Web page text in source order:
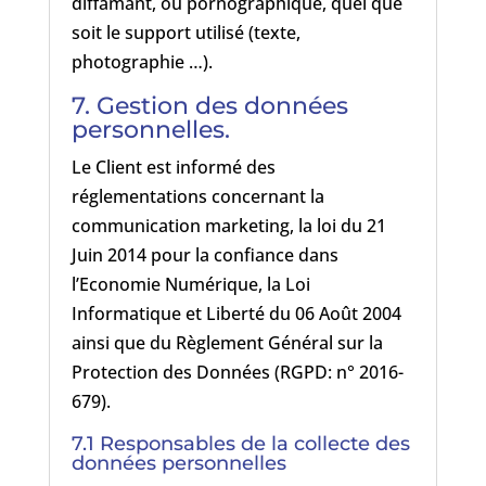
soit le support utilisé (texte,
photographie …).
7. Gestion des données
personnelles.
Le Client est informé des
réglementations concernant la
communication marketing, la loi du 21
Juin 2014 pour la confiance dans
l’Economie Numérique, la Loi
Informatique et Liberté du 06 Août 2004
ainsi que du Règlement Général sur la
Protection des Données (RGPD: n° 2016-
679).
7.1 Responsables de la collecte des
données personnelles